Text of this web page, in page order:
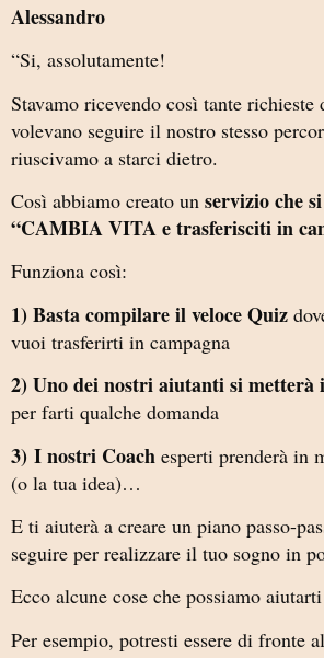
Alessandro
“Si, assolutamente!
Stavamo ricevendo così tante richieste
volevano seguire il nostro stesso
riuscivamo a starci dietro.
Così abbiamo creato un servizio che
“CAMBIA VITA e trasferisciti in
Funziona così:
1)Basta compilare il veloce Quiz
vuoi trasferirti in campagna
2) Uno dei nostri aiutanti si metterà
per farti qualche domanda
3) I nostri Coach esperti prenderà in
(o la tua idea)…
E ti aiuterà a creare un piano passo-
seguire per realizzare il tuo sogno in
Ecco alcune cose che possiamo
Per esempio, potresti essere di fronte